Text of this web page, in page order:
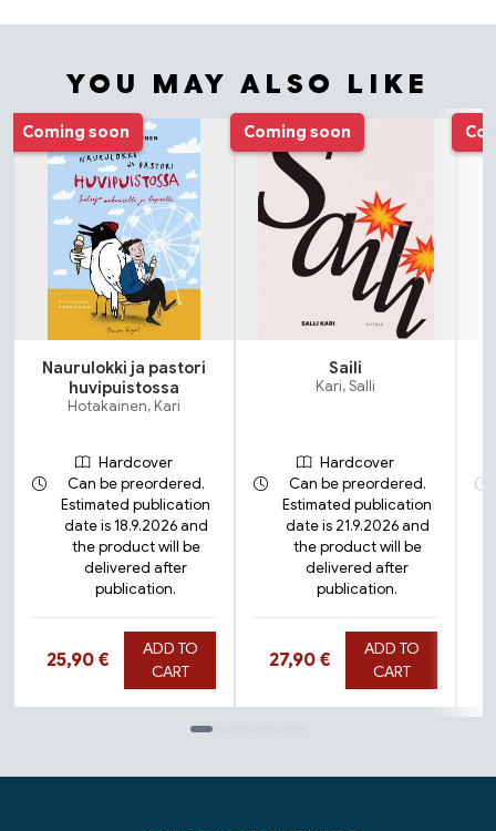
YOU MAY ALSO LIKE
Tuoteluettelon alku
Coming soon
Naurulokki ja pastori
huvipuistossa
Hotakainen, Kari
Hardcover
Can be preordered.
Estimated publication
date is 18.9.2026 and
the product will be
delivered after
publication.
Hinta nyt
25,90 €
ADD TO
CART
Coming soon
Saili
Kari, Salli
Hardcover
Can be preordered.
Estimated publication
date is 21.9.2026 and
the product will be
delivered after
publication.
Hinta nyt
27,90 €
ADD TO
CART